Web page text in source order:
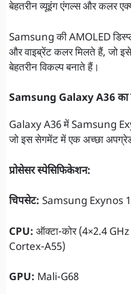
बेहतरीन व्यूइंग एंगल्स और कलर
Samsung की AMOLED
और वाइब्रेंट कलर मिलते हैं, जो
बेहतरीन विकल्प बनाते हैं।
Samsung Galaxy A36 का
Galaxy A36 में Samsung
जो इस सेगमेंट में एक अच्छा
प्रोसेसर स्पेसिफिकेशन:
चिपसेट: Samsung Exynos
CPU: ऑक्टा-कोर (4×2.4
Cortex-A55)
GPU: Mali-G68